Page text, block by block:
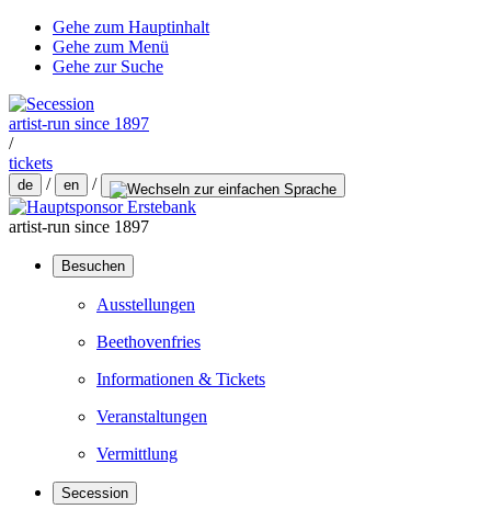
Gehe zum Hauptinhalt
Gehe zum Menü
Gehe zur Suche
artist-run since 1897
/
tickets
de / en /
artist-run since 1897
Besuchen
Ausstellungen
Beethovenfries
Informationen & Tickets
Veranstaltungen
Vermittlung
Secession